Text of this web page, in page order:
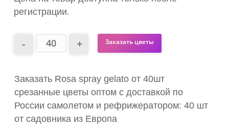
регистрации.
Заказать цветы
Заказать Rosa spray gelato от 40шт
срезанные цветы оптом с доставкой по
России самолетом и рефрижератором: 40 шт
от садовника из Европа